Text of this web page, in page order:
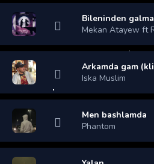
Bileninden galma
Mekan Atayew ft
Arkamda gam
Iska Muslim
Men bashlamda
Phantom